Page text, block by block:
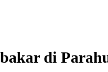
di